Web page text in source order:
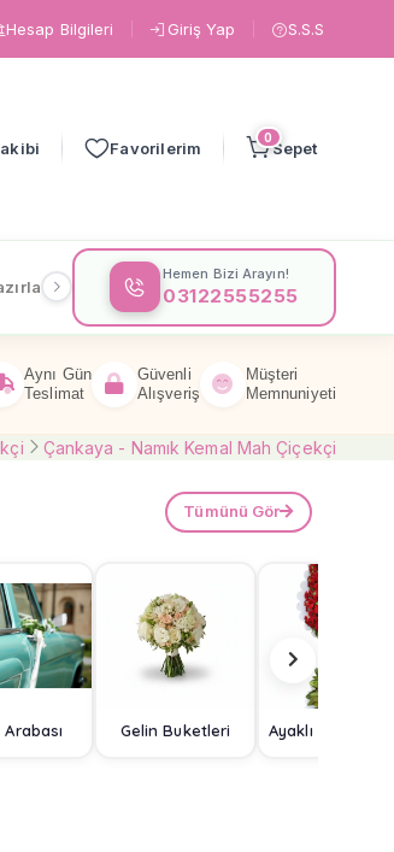
Hesap Bilgileri Giriş Yap S.S.S
Favorilerim
0
Sepet
Göre Çiçeklere Göre
Hemen Bizi Arayın!
03122555255
Aynı Gün
Teslimat
Güvenli
Alışveriş
Müşteri
Memnuniyeti
Çankaya - Namık Kemal Mah Çiçekçi
Tümünü Gör
Gelin Buketleri